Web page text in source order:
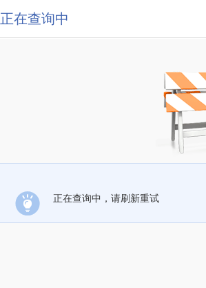
正在查询中
正在查询中，请刷新重试